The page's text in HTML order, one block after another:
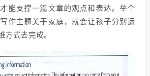
能支撑一篇文章的观点和表达。举个
作主题关于家庭，就会让孩子分别运
方式去完成。